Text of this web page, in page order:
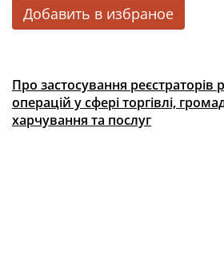
Добавить в избраное
Про застосування реєстраторів
операцій у сфері торгівлі,
харчування та послуг